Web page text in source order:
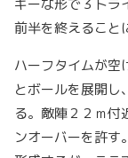
キーな形で３トラ
前半を終えること
ハーフタイムが空
とボールを展開し
る。敵陣２２ｍ付
ンオーバーを許す